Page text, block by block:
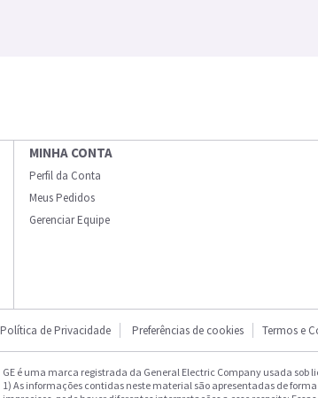
MINHA CONTA
Perfil da Conta
Meus Pedidos
Gerenciar Equipe
Política de Privacidade Preferências de cookies Termos e
GE é uma marca registrada da General Electric Company usada sob
1) As informações contidas neste material são apresentadas de